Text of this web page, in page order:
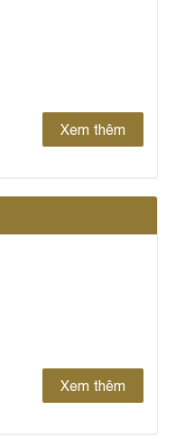
Xem thêm
Xem thêm